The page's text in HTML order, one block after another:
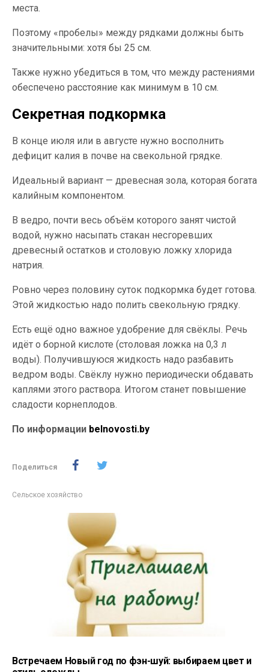
места.
Поэтому «пробелы» между рядками должны быть
значительными: хотя бы 25 см.
Также нужно убедиться в том, что между растениями
обеспечено расстояние как минимум в 10 см.
Секретная подкормка
В конце июля или в августе нужно восполнить
дефицит калия в почве на свекольной грядке.
Идеальный вариант — древесная зола, которая богата
калийным компонентом.
В ведро, почти весь объём которого занят чистой
водой, нужно насыпать стакан несгоревших
древесный остатков и столовую ложку хлорида
натрия.
Ровно через половину суток подкормка будет готова.
Этой жидкостью надо полить свекольную грядку.
Есть ещё одно важное удобрение для свёклы. Речь
идёт о борной кислоте (столовая ложка на 0,3 л
воды). Получившуюся жидкость надо разбавить
ведром воды. Свёклу нужно периодически обдавать
каплями этого раствора. Итогом станет повышение
сладости корнеплодов.
По информации belnovosti.by
Поделиться
Сельское хозяйство
Встречаем Новый год по фэн-шуй: выбираем цвет и